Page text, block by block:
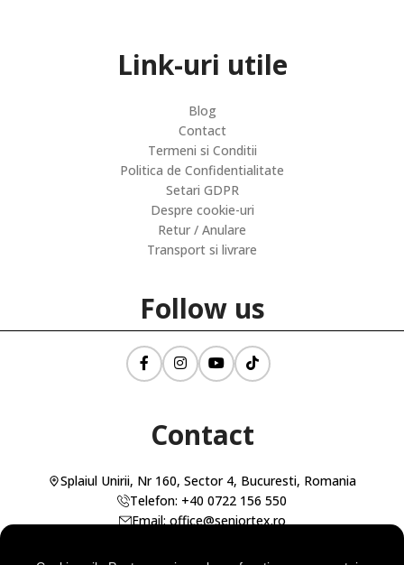
Link-uri utile
Blog
Contact
Termeni si Conditii
Politica de Confidentialitate
Setari GDPR
Despre cookie-uri
Retur / Anulare
Transport si livrare
Follow us
Contact
Splaiul Unirii, Nr 160, Sector 4, Bucuresti, Romania
Telefon: +40 0722 156 550
Email: office@seniortex.ro